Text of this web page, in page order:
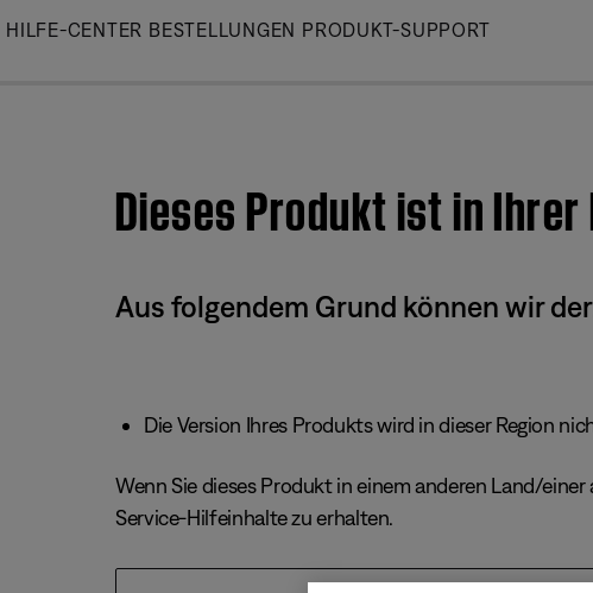
Skip
HILFE-CENTER BESTELLUNGEN PRODUKT-SUPPORT
Dieses Produkt ist in
Aus folgendem Grund können wir
Die Version Ihres Produkts wird in dieser Region
Wenn Sie dieses Produkt in einem anderen Land/
Service-Hilfeinhalte zu erhalten.